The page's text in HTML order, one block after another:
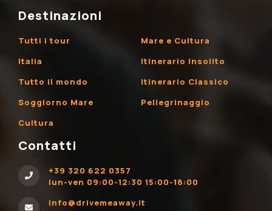
Destinazioni
Tutti i tour
Italia
Tutto il mondo
Soggiorno Mare
Cultura
Mare e Cultura
Itinerario Insolito
Itinerario Classico
Pellegrinaggio
Contatti
+39 320 622 0357
lun-ven 09:00-12:30 15:00-18:00
info@drivemeaway.it